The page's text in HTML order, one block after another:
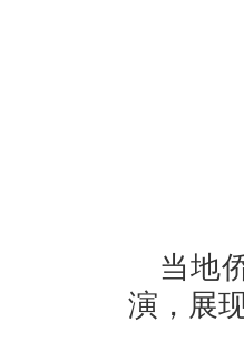
当地
演，展